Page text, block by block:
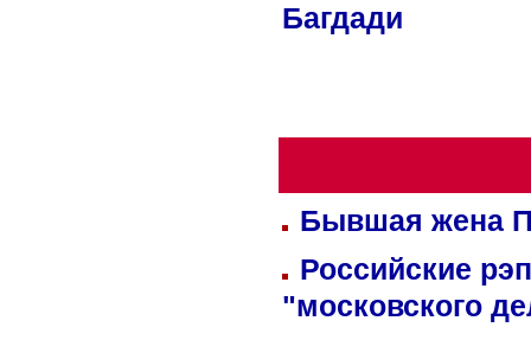
Багдади
Бывшая жена
Российские
"московского